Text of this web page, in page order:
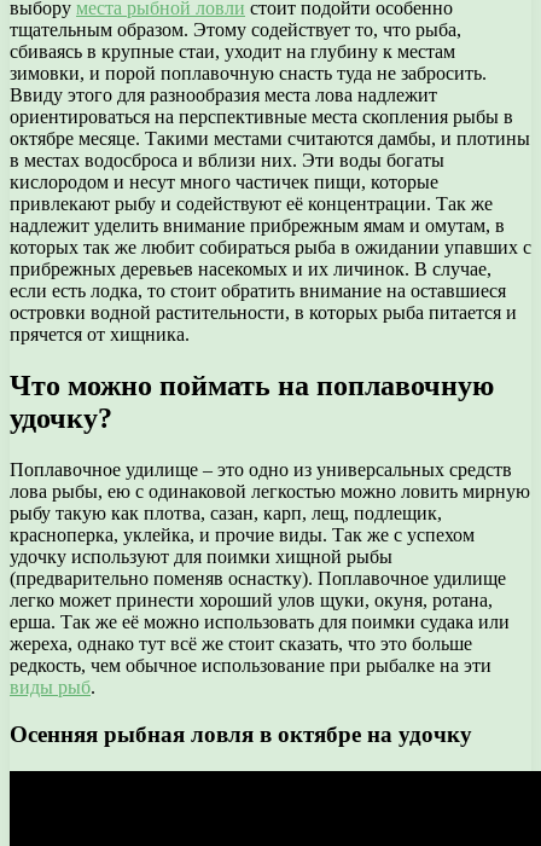
выбору места рыбной ловли стоит подойти особенно
тщательным образом. Этому содействует то, что рыба,
сбиваясь в крупные стаи, уходит на глубину к местам
зимовки, и порой поплавочную снасть туда не забросить.
Ввиду этого для разнообразия места лова надлежит
ориентироваться на перспективные места скопления рыбы в
октябре месяце. Такими местами считаются дамбы, и плотины
в местах водосброса и вблизи них. Эти воды богаты
кислородом и несут много частичек пищи, которые
привлекают рыбу и содействуют её концентрации. Так же
надлежит уделить внимание прибрежным ямам и омутам, в
которых так же любит собираться рыба в ожидании упавших с
прибрежных деревьев насекомых и их личинок. В случае,
если есть лодка, то стоит обратить внимание на оставшиеся
островки водной растительности, в которых рыба питается и
прячется от хищника.
Что можно поймать на поплавочную
удочку?
Поплавочное удилище – это одно из универсальных средств
лова рыбы, ею с одинаковой легкостью можно ловить мирную
рыбу такую как плотва, сазан, карп, лещ, подлещик,
красноперка, уклейка, и прочие виды. Так же с успехом
удочку используют для поимки хищной рыбы
(предварительно поменяв оснастку). Поплавочное удилище
легко может принести хороший улов щуки, окуня, ротана,
ерша. Так же её можно использовать для поимки судака или
жереха, однако тут всё же стоит сказать, что это больше
редкость, чем обычное использование при рыбалке на эти
виды рыб.
Осенняя рыбная ловля в октябре на удочку